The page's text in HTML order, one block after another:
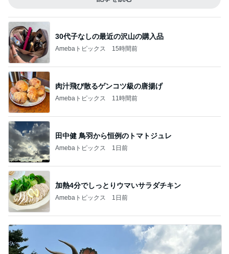
30代子なしの最近の沢山の購入品
Amebaトピックス 15時間前
肉汁飛び散るゲンコツ級の唐揚げ
Amebaトピックス 11時間前
田中健 鳥羽から恒例のトマトジュレ
Amebaトピックス 1日前
加熱4分でしっとりウマいサラダチキン
Amebaトピックス 1日前